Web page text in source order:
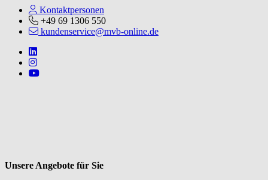
Kontaktpersonen
+49 69 1306 550
kundenservice@mvb-online.de
Follow us on https://www.linkedin.com/company/mvbbooks
Follow us on https://www.instagram.com/lifeatmvb/
Follow us on https://www.youtube.com/@mvbbooks
Unsere Angebote für Sie